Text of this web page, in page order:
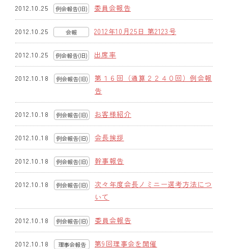
木曜会
組織図
クラブのあゆみ
クラブの歴史
記念誌
案内
例会場・事務局の案内
リンク集
情報公開
入会のご案内
2012.10.25 例会報告(旧) 委員会報告
2012.10.25 会報 2012年10月25日 第2123号
2012.10.25 例会報告(旧) 出席率
2012.10.18 例会報告(旧)
第１６回（通算２２４０回）例会報
告
2012.10.18 例会報告(旧) お客様紹介
2012.10.18 例会報告(旧) 会長挨拶
2012.10.18 例会報告(旧) 幹事報告
2012.10.18 例会報告(旧)
次々年度会長ノミニー選考方法につ
いて
2012.10.18 例会報告(旧) 委員会報告
2012.10.18
理事会報告
第9回理事会を開催